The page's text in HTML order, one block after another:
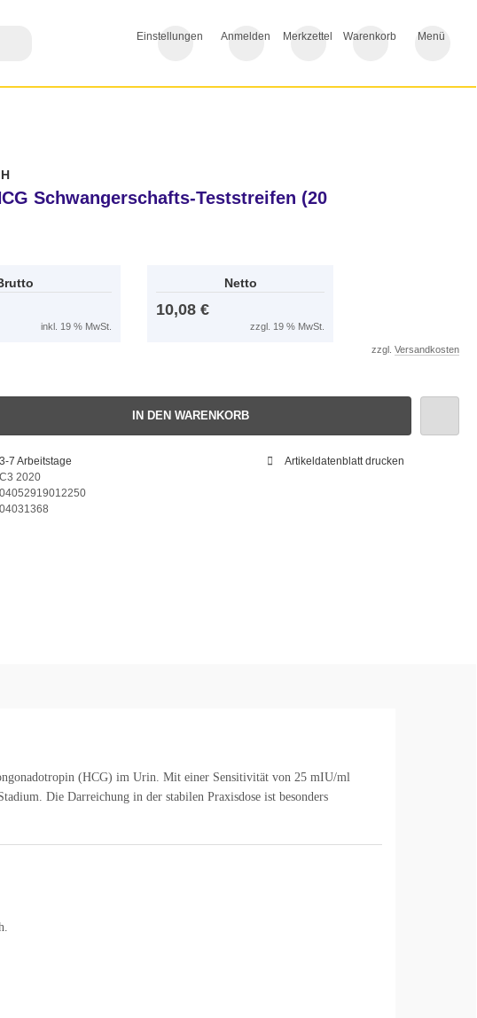
Einstellungen Anmelden Merkzettel Warenkorb Menü
Schwangerschafts-Teststreifen (20
inkl. 19 % MwSt.
Netto
10,08 €
zzgl. 19 % MwSt.
zzgl. Versandkosten
IN DEN WARENKORB
3-7 Arbeitstage
C3 2020
04052919012250
04031368
Artikeldatenblatt drucken
(HCG) im Urin. Mit einer Sensitivität von 25 mIU/ml
Die Darreichung in der stabilen Praxisdose ist besonders